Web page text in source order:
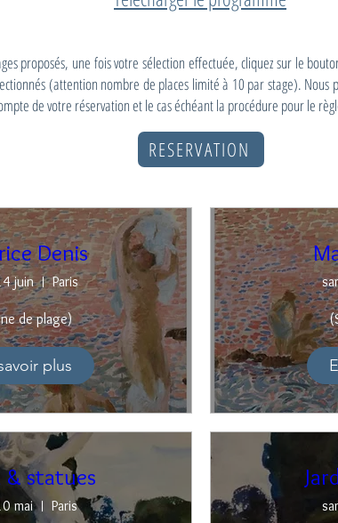
proposés, une fois votre sélection effectuée, cliquez sur le
(attention nombre de places limité à 10 par stage). Nous
de votre réservation et le cas échéant la procédure pour le
RESERVATION
Denis
juin Paris
de plage)
plus
& statues
mai Paris